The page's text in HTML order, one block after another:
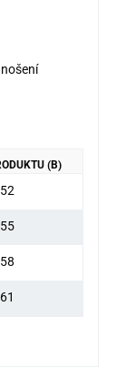
(B)
52
55
58
61